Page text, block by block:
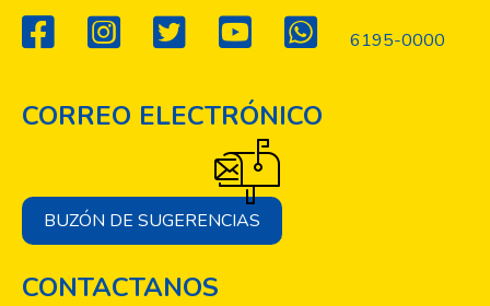
6195-0000
CORREO ELECTRÓNICO
BUZÓN DE SUGERENCIAS
CONTACTANOS